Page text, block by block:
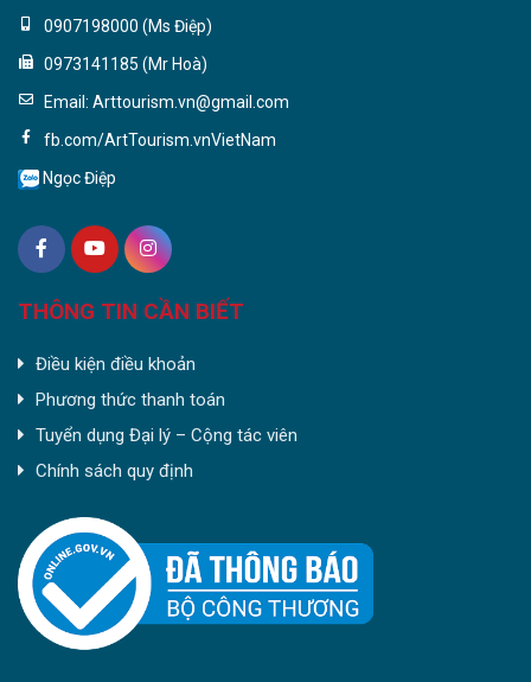
0907198000 (Ms Điệp)
0973141185 (Mr Hoà)
Email: Arttourism.vn@gmail.com
fb.com/ArtTourism.vnVietNam
Ngọc Điệp
THÔNG TIN CẦN BIẾT
Điều kiện điều khoản
Phương thức thanh toán
Tuyển dụng Đại lý – Cộng tác viên
Chính sách quy định